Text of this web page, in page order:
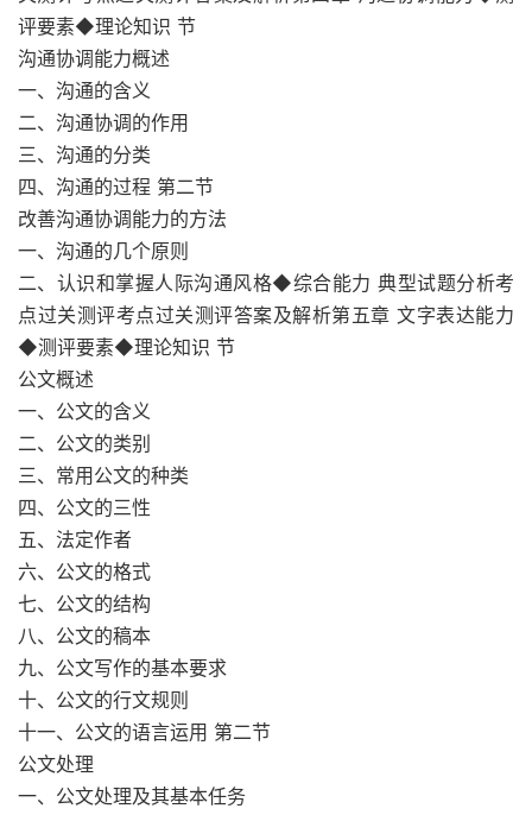
评要素◆理论知识 节
沟通协调能力概述
一、沟通的含义
二、沟通协调的作用
三、沟通的分类
四、沟通的过程 第二节
改善沟通协调能力的方法
一、沟通的几个原则
二、认识和掌握人际沟通风格◆综合能力 典型试题分析考
点过关测评考点过关测评答案及解析第五章 文字表达能力
◆测评要素◆理论知识 节
公文概述
一、公文的含义
二、公文的类别
三、常用公文的种类
四、公文的三性
五、法定作者
六、公文的格式
七、公文的结构
八、公文的稿本
九、公文写作的基本要求
十、公文的行文规则
十一、公文的语言运用 第二节
公文处理
一、公文处理及其基本任务